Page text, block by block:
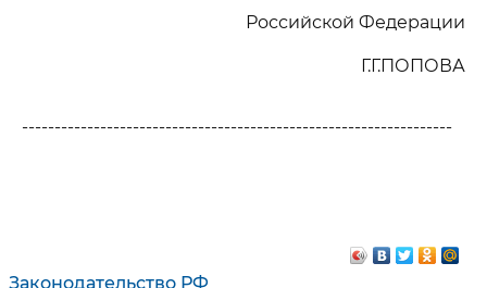
Законодательство РФ
Российской Федерации
Г.Г.ПОПОВА
------------------------------------------------------------------